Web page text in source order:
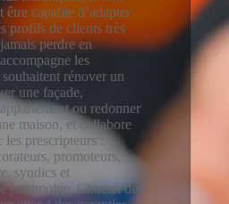
capable d’adapter
profils de clients très
perdre en
les
rénover un
une façade,
ou redonner
maison, et collabore
les prescripteurs :
promoteurs,
syndics et
patrimoine..Chacun de